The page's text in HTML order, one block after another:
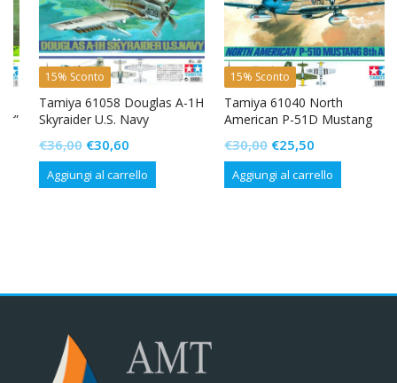
15% Sconto
Tamiya 61058 Douglas A-1H
Skyraider U.S. Navy
36,00Il
prezzo
originale
€30,60Il
prezzo
attuale
Aggiungi al carrello
15% Sconto
Tamiya 61040 North
American P-51D Mustang
30,00Il
prezzo
originale
€25,50Il
prezzo
attuale
Aggiungi al carrello